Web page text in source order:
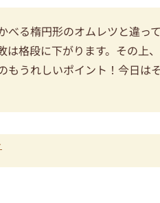
る楕円形のオムレツと違っ
格段に下がります。その上
うれしいポイント！今日は